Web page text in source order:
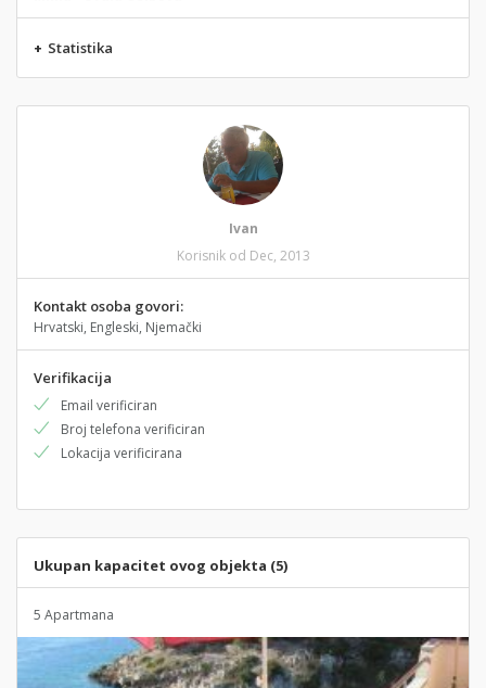
+ Statistika
Ivan
Korisnik od Dec, 2013
Kontakt osoba govori:
Hrvatski, Engleski, Njemački
Verifikacija
Email verificiran
Broj telefona verificiran
Lokacija verificirana
Ukupan kapacitet ovog objekta (5)
5 Apartmana